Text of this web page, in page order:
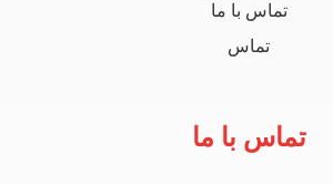
تماس با ما
تماس
تماس با ما